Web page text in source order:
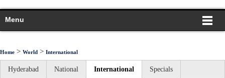
Menu
Home > World > International
Hyderabad National International Specials